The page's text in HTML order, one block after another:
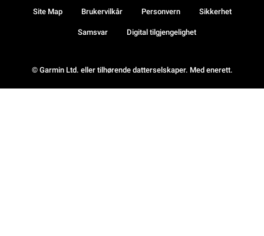
© Garmin Ltd. eller tilhørende datterselskaper. Med enerett.
Site Map Brukervilkår Personvern Sikkerhet
Samsvar Digital tilgjengelighet